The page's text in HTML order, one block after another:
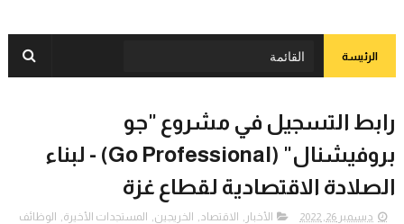
الرئيسة
رابط التسجيل في مشروع "جو
بروفيشنال" (Go Professional) - لبناء
الصلادة الاقتصادية لقطاع غزة
ديسمبر 26, 2022 الأخبار , الاقتصاد, الخريجين, المستجدات الأخيرة,
الوظائف